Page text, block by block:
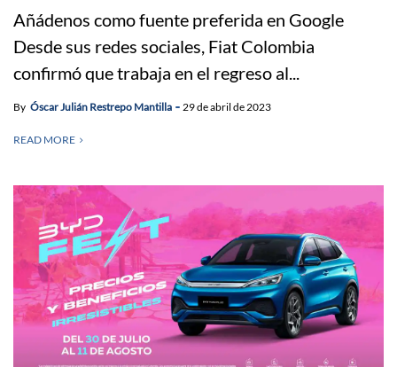
Añádenos como fuente preferida en Google
Desde sus redes sociales, Fiat Colombia
confirmó que trabaja en el regreso al...
By Óscar Julián Restrepo Mantilla 29 de abril de 2023
READ MORE